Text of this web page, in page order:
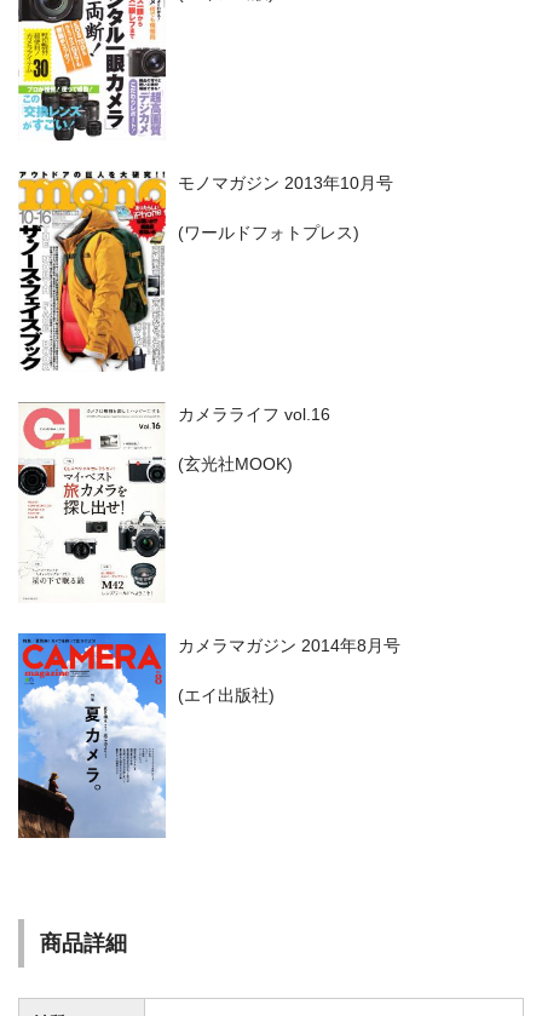
モノマガジン 2013年10月号
(ワールドフォトプレス)
カメラライフ vol.16
(玄光社MOOK)
カメラマガジン 2014年8月号
(エイ出版社)
商品詳細